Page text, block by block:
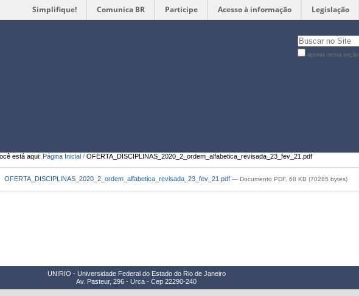
Simplifique! Comunica BR Participe Acesso à informação Legislação
Busca
apenas nesta seção
está aqui: Página Inicial / OFERTA_DISCIPLINAS_2020_2_ordem_alfabetica_revisada_23_fev_21.pdf
OFERTA_DISCIPLINAS_2020_2_ordem_alfabetica_revisada_23_fev_21.pdf — Documento PDF, 68 KB (70285 bytes)
UNIRIO - Universidade Federal do Estado do Rio de Janeiro
Av. Pasteur, 296 - Urca - Cep 22290-240